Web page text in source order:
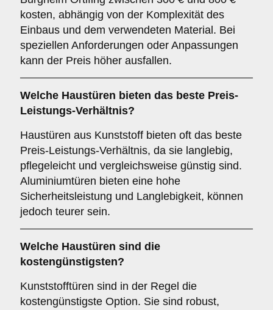
kosten, abhängig von der Komplexität des
Einbaus und dem verwendeten Material. Bei
speziellen Anforderungen oder Anpassungen
kann der Preis höher ausfallen.
Welche Haustüren bieten das beste Preis-
Leistungs-Verhältnis?
Haustüren aus Kunststoff bieten oft das beste
Preis-Leistungs-Verhältnis, da sie langlebig,
pflegeleicht und vergleichsweise günstig sind.
Aluminiumtüren bieten eine hohe
Sicherheitsleistung und Langlebigkeit, können
jedoch teurer sein.
Welche Haustüren sind die
kostengünstigsten?
Kunststofftüren sind in der Regel die
kostengünstigste Option. Sie sind robust,